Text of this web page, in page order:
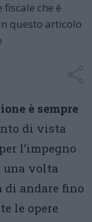
che è
questo articolo
è sempre
di vista
l’impegno
una volta
di andare fino
le opere